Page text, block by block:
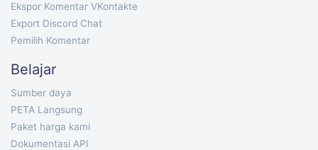
Ekspor Komentar VKontakte
Export Discord Chat
Pemilih Komentar
Belajar
Sumber daya
PETA Langsung
Paket harga kami
Dokumentasi API